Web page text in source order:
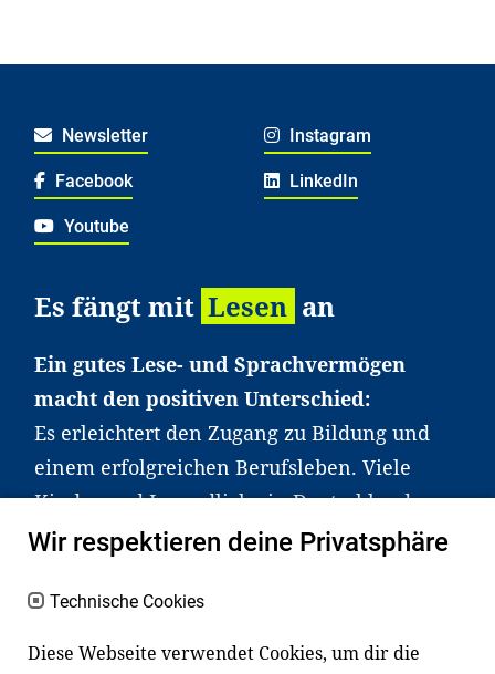
Newsletter Instagram
Facebook LinkedIn
Youtube
Es fängt mit Lesen an
Ein gutes Lese- und Sprachvermögen
macht den positiven Unterschied:
Es erleichtert den Zugang zu Bildung und
einem erfolgreichen Berufsleben. Viele
Kinder und Jugendliche in Deutschland
haben aber große Schwierigkeiten dabei.
an Familien sowie an Erzieher*innen,
Lehrer*innen und andere
Wir respektieren deine Privatsphäre
Technische Cookies
Diese Webseite verwendet Cookies, um dir die